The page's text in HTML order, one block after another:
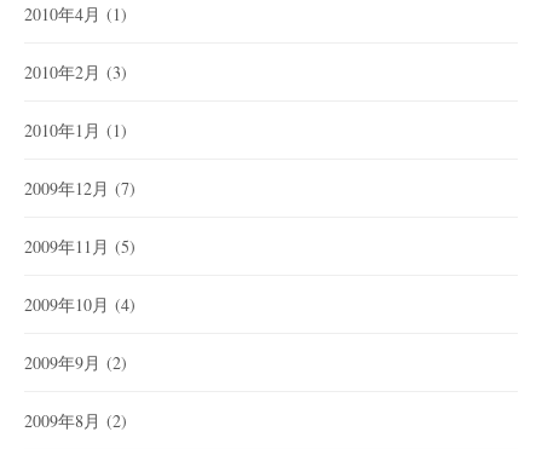
2010年4月 (1)
2010年2月 (3)
2010年1月 (1)
2009年12月 (7)
2009年11月 (5)
2009年10月 (4)
2009年9月 (2)
2009年8月 (2)